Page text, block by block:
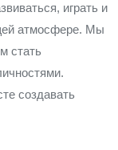
играть и
атмосфере. Мы
стать
создавать